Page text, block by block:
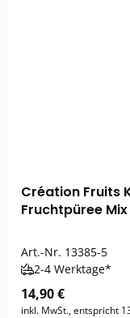
Création Fruits
Fruchtpüree
Art.-Nr. 13385-5
2-4 Werktage*
14,90 €
inkl. MwSt., entspricht